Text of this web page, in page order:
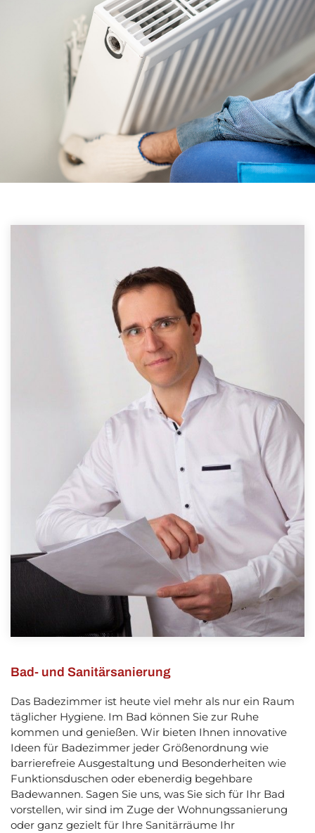
Bad- und Sanitärsanierung
Das Badezimmer ist heute viel mehr als nur ein Raum
täglicher Hygiene. Im Bad können Sie zur Ruhe
kommen und genießen. Wir bieten Ihnen innovative
Ideen für Badezimmer jeder Größenordnung wie
barrierefreie Ausgestaltung und Besonderheiten wie
Funktionsduschen oder ebenerdig begehbare
Badewannen. Sagen Sie uns, was Sie sich für Ihr Bad
vorstellen, wir sind im Zuge der Wohnungssanierung
oder ganz gezielt für Ihre Sanitärräume Ihr